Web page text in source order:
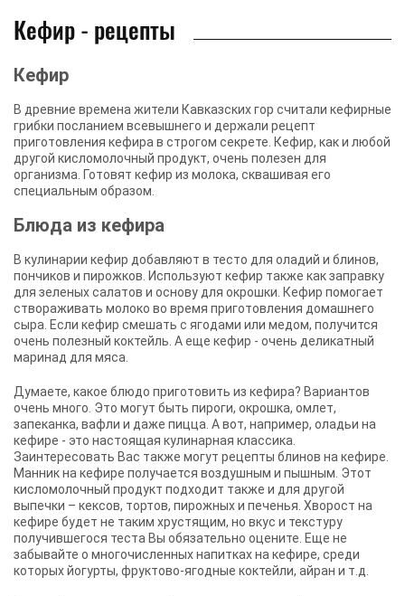
Кефир - рецепты
Кефир
В древние времена жители Кавказских гор считали кефирные
грибки посланием всевышнего и держали рецепт
приготовления кефира в строгом секрете. Кефир, как и любой
другой кисломолочный продукт, очень полезен для
организма. Готовят кефир из молока, сквашивая его
специальным образом.
Блюда из кефира
В кулинарии кефир добавляют в тесто для оладий и блинов,
пончиков и пирожков. Используют кефир также как заправку
для зеленых салатов и основу для окрошки. Кефир помогает
створаживать молоко во время приготовления домашнего
сыра. Если кефир смешать с ягодами или медом, получится
очень полезный коктейль. А еще кефир - очень деликатный
маринад для мяса.
Думаете, какое блюдо приготовить из кефира? Вариантов
очень много. Это могут быть пироги, окрошка, омлет,
запеканка, вафли и даже пицца. А вот, например, оладьи на
кефире - это настоящая кулинарная классика.
Заинтересовать Вас также могут рецепты блинов на кефире.
Манник на кефире получается воздушным и пышным. Этот
кисломолочный продукт подходит также и для другой
выпечки – кексов, тортов, пирожных и печенья. Хворост на
кефире будет не таким хрустящим, но вкус и текстуру
получившегося теста Вы обязательно оцените. Еще не
забывайте о многочисленных напитках на кефире, среди
которых йогурты, фруктово-ягодные коктейли, айран и т.д.